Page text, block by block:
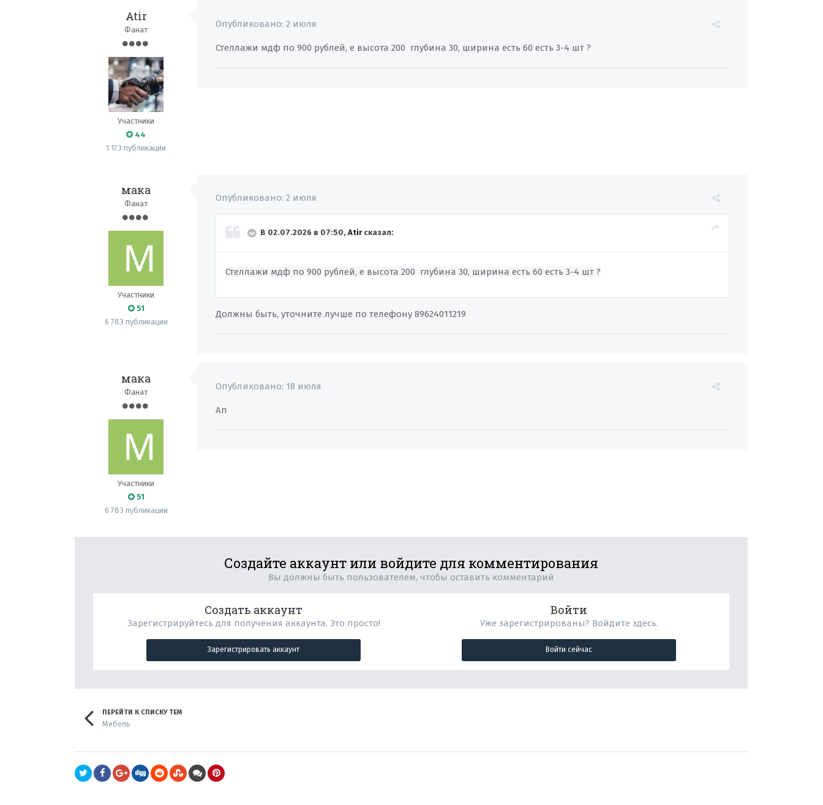
Atir
Фанат
Участники
44
1 173 публикации
Опубликовано:2 июля
Стеллажи мдф по 900 рублей, е высота 200 глубина 30, ширина есть 60 есть 3-4 шт ?
мака
Фанат
Участники
51
6 783 публикации
Опубликовано:2 июля
В 02.07.2026 в 07:50,Atirсказал:
Стеллажи мдф по 900 рублей, е высота 200 глубина 30, ширина есть 60 есть 3-4 шт ?
Должны быть, уточните лучше по телефону 89624011219
мака
Фанат
Участники
51
6 783 публикации
Опубликовано: 18 июля
Ап
Создайте аккаунт или войдите для комментирования
Вы должны быть пользователем, чтобы оставить комментарий
Создать аккаунт
Зарегистрируйтесь для получения аккаунта. Это просто!
Зарегистрировать аккаунт
Войти
Уже зарегистрированы? Войдите здесь.
Войти сейчас
ПЕРЕЙТИ К СПИСКУ ТЕМ
Мебель